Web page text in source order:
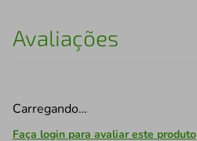
Avaliações
Carregando…
Faça login para avaliar este produto